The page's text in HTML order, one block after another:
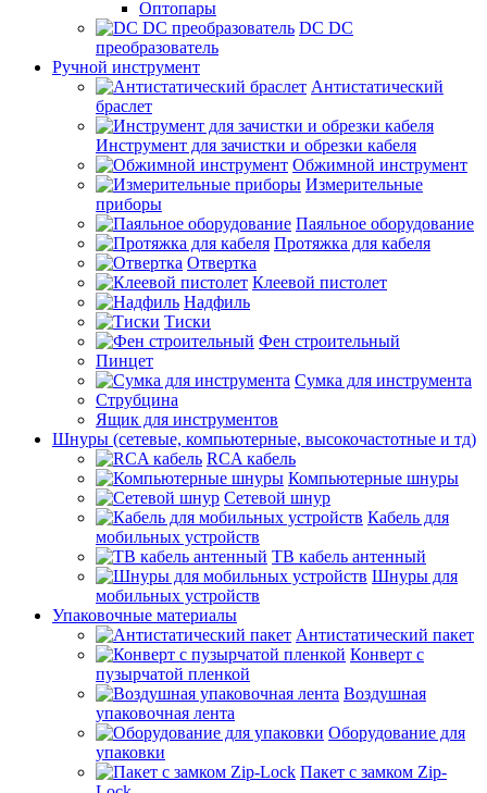
Оптопары
DC DC
преобразователь
Ручной инструмент
Антистатический
браслет
Инструмент для зачистки и обрезки кабеля
Обжимной инструмент
Измерительные
приборы
Паяльное оборудование
Протяжка для кабеля
Отвертка
Клеевой пистолет
Надфиль
Тиски
Фен строительный
Пинцет
Сумка для инструмента
Струбцина
Ящик для инструментов
Шнуры (сетевые, компьютерные, высокочастотные и тд)
RCA кабель
Компьютерные шнуры
Сетевой шнур
Кабель для
мобильных устройств
ТВ кабель антенный
Шнуры для
мобильных устройств
Упаковочные материалы
Антистатический пакет
Конверт с
пузырчатой пленкой
Воздушная
упаковочная лента
Оборудование для
упаковки
Пакет с замком Zip-